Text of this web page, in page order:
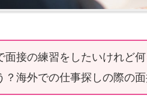
面接の練習をしたいけれど
？海外での仕事探しの際の